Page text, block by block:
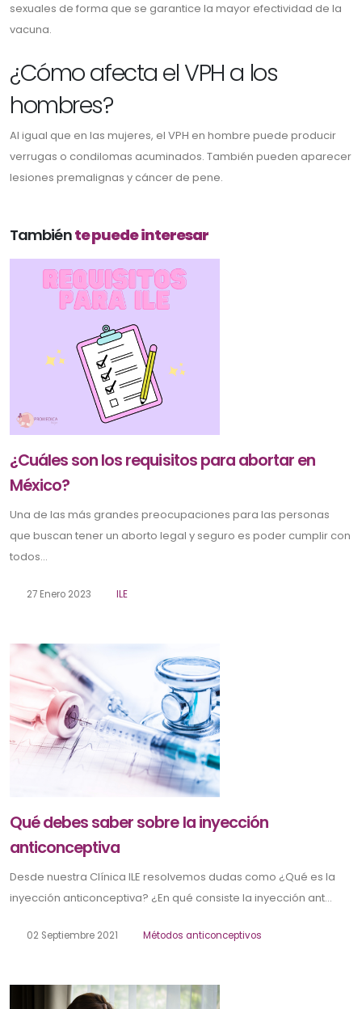
sexuales de forma que se garantice la mayor efectividad de la
vacuna.
¿Cómo afecta el VPH a los
hombres?
Al igual que en las mujeres, el VPH en hombre puede producir
verrugas o condilomas acuminados. También pueden aparecer
lesiones premalignas y cáncer de pene.
Tambiénte puede interesar
¿Cuáles son los requisitos para abortar en
México?
Una de las más grandes preocupaciones para las personas
que buscan tener un aborto legal y seguro es poder cumplir con
todos...
27 Enero 2023 ILE
Qué debes saber sobre la inyección
anticonceptiva
Desde nuestra Clínica ILE resolvemos dudas como ¿Qué es la
inyección anticonceptiva? ¿En qué consiste la inyección ant...
02 Septiembre 2021 Métodos anticonceptivos